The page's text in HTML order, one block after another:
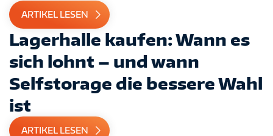
ARTIKEL LESEN
Lagerhalle kaufen: Wann es
sich lohnt – und wann
Selfstorage die bessere Wahl
ist
ARTIKEL LESEN